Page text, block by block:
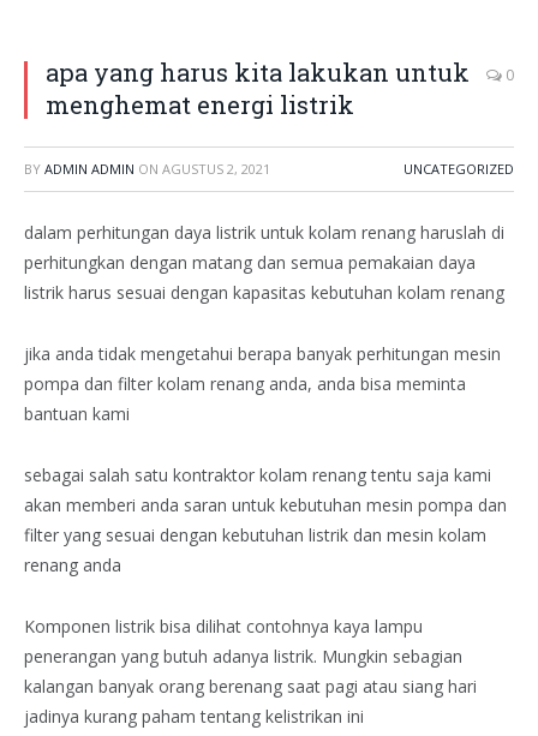
apa yang harus kita lakukan untuk
menghemat energi listrik
0
BY ADMIN ADMIN ON AGUSTUS 2, 2021 UNCATEGORIZED
dalam perhitungan daya listrik untuk kolam renang haruslah di
perhitungkan dengan matang dan semua pemakaian daya
listrik harus sesuai dengan kapasitas kebutuhan kolam renang
jika anda tidak mengetahui berapa banyak perhitungan mesin
pompa dan filter kolam renang anda, anda bisa meminta
bantuan kami
sebagai salah satu kontraktor kolam renang tentu saja kami
akan memberi anda saran untuk kebutuhan mesin pompa dan
filter yang sesuai dengan kebutuhan listrik dan mesin kolam
renang anda
Komponen listrik bisa dilihat contohnya kaya lampu
penerangan yang butuh adanya listrik. Mungkin sebagian
kalangan banyak orang berenang saat pagi atau siang hari
jadinya kurang paham tentang kelistrikan ini